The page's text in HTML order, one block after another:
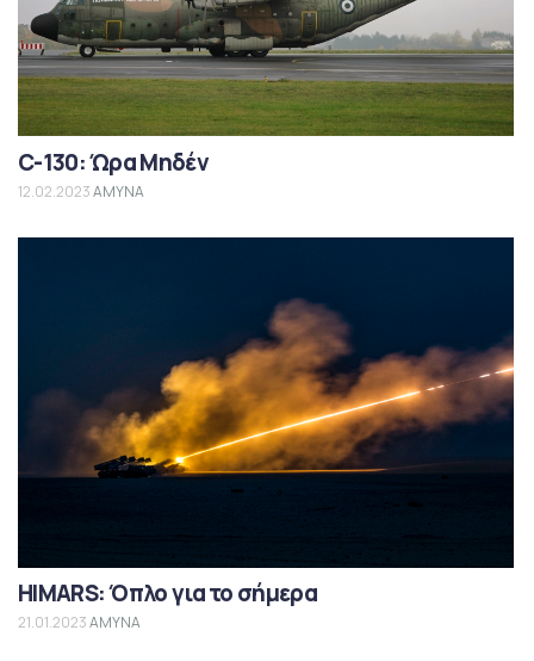
C-130: Ώρα Μηδέν
12.02.2023ΑΜΥΝΑ
HIMARS: Όπλο για το σήμερα
21.01.2023ΑΜΥΝΑ